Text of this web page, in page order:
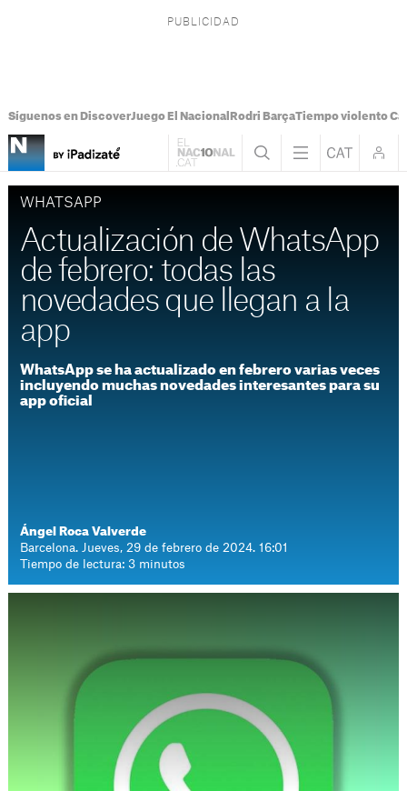
Síguenos en DiscoverJuego El Nacional Rodri BarçaTiempo violento
WHATSAPP
Actualización de WhatsApp
de febrero: todas las
novedades que llegan a la
app
WhatsApp se ha actualizado en febrero varias veces
incluyendo muchas novedades interesantes para su
app oficial
Ángel Roca Valverde
Barcelona. Jueves, 29 de febrero de 2024. 16:01
Tiempo de lectura: 3 minutos